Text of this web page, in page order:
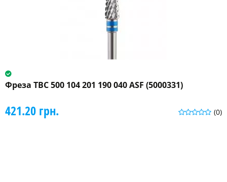
Фреза ТВС 500 104 201 190 040 ASF (5000331)
(0)
421.20 грн.